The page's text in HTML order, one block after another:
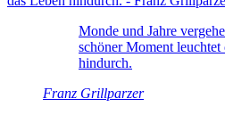
Monde und Jahre
schöner Moment leuchtet
hindurch.
Franz Grillparzer